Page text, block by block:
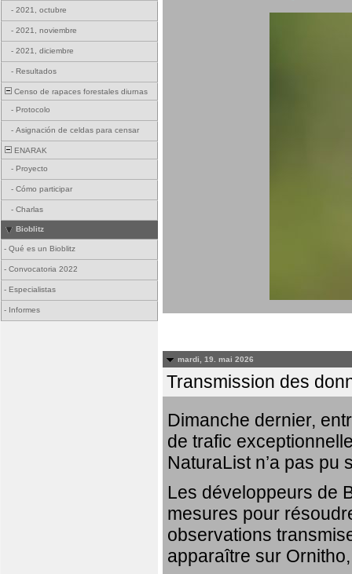
- 2021, octubre
- 2021, noviembre
- 2021, diciembre
- Resultados
Censo de rapaces forestales diurnas
- Protocolo
- Asignación de celdas para censar
ENARAK
- Proyecto
- Cómo participar
- Charlas
Bioblitz
- Qué es un Bioblitz
- Convocatoria 2022
- Especialistas
- Informes
mardi, 19. mai 2026
Transmission des
Dimanche dernier,
de trafic
NaturaList n’a pas
Les développeurs de
mesures pour
observations
apparaître sur